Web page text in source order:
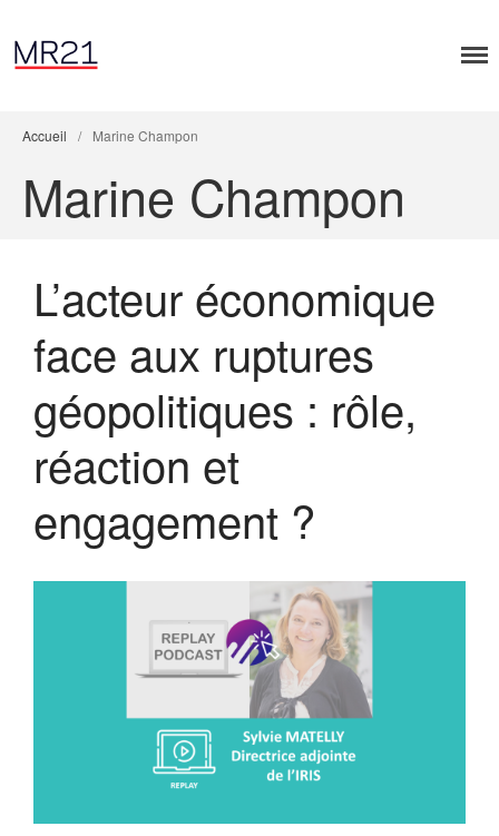
Dialogues MR21
Entreprise & droits humains
Entreprise & environnement
Entreprise & géopolitique
Rapport MR21 : Qu’est-ce qu’un
manager responsable ?
transformation durable des
entreprises devient l’affaire des
salariés
Rapport MR21 : “Un nécessaire
modèle d’entreprise durable
européenne”
Planet Benefit Company : 4
règles de durabilité sur la chaîne
de valeur
Planet Benefit Company : 21
vers la durabilité
Accueil / Marine Champon
Marine Champon
L’acteur économique
face aux ruptures
géopolitiques : rôle,
réaction et
engagement ?